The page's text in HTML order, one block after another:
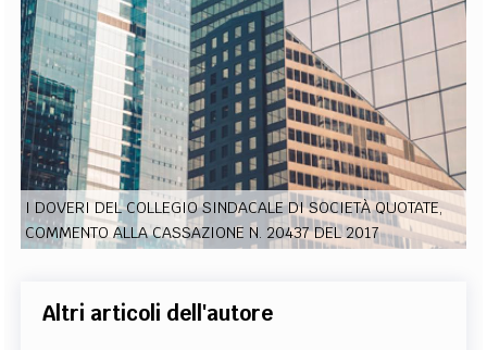
EXTRA
CODICI RUBRICHE LIBRI PROCEEDINGS PUBBLICITÀ CONTATTI
SOCIAL MEDIA
I DOVERI DEL COLLEGIO SINDACALE DI SOCIETÀ QUOTATE,
COMMENTO ALLA CASSAZIONE N. 20437 DEL 2017
Altri articoli dell'autore